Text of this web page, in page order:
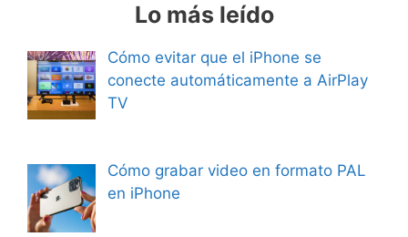
Lo más leído
Cómo evitar que el iPhone se
conecte automáticamente a AirPlay
TV
Cómo grabar video en formato PAL
en iPhone